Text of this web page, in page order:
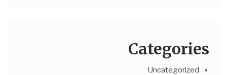
Categories
Uncategorized